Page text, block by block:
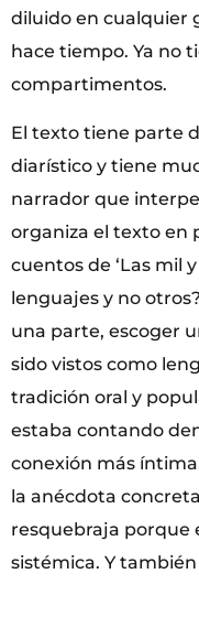
diluido en cualquier
hace tiempo. Ya no
compartimentos.
El texto tiene parte
diarístico y tiene
narrador que
organiza el texto en
cuentos de ‘Las mil
lenguajes y no
una parte, escoger
sido vistos como
tradición oral y
estaba contando
conexión más
la anécdota
resquebraja porque
sistémica. Y